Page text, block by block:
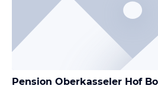
Pension Oberkasseler Hof